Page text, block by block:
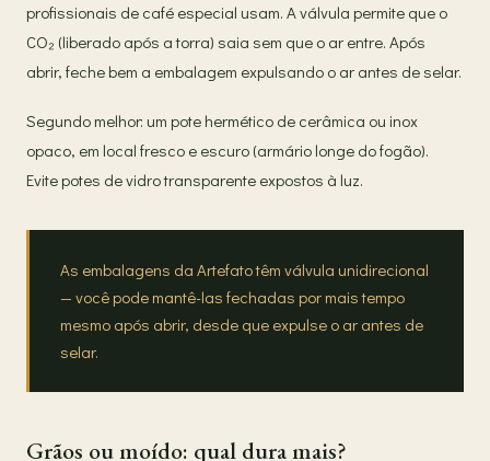
profissionais de café especial usam. A válvula permite que o
CO₂ (liberado após a torra) saia sem que o ar entre. Após
abrir, feche bem a embalagem expulsando o ar antes de selar.
Segundo melhor: um pote hermético de cerâmica ou inox
opaco, em local fresco e escuro (armário longe do fogão).
Evite potes de vidro transparente expostos à luz.
As embalagens da Artefato têm válvula unidirecional
— você pode mantê-las fechadas por mais tempo
mesmo após abrir, desde que expulse o ar antes de
selar.
Grãos ou moído: qual dura mais?